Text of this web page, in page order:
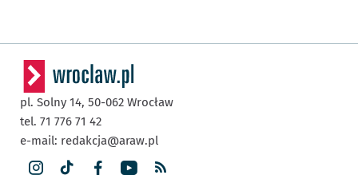
pl. Solny 14, 50-062 Wrocław
tel. 71 776 71 42
e-mail: redakcja@araw.pl